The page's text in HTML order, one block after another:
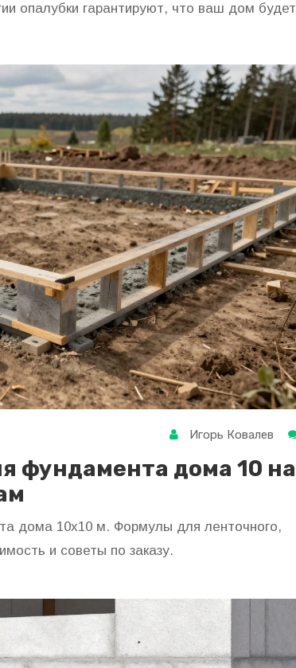
опалубки гарантируют, что ваш дом будет
Игорь Ковалев
фундамента дома 10 на
дома 10х10 м. Формулы для ленточного,
и советы по заказу.